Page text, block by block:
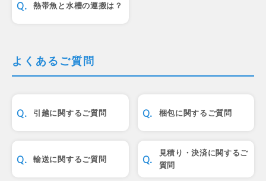
熱帯魚と水槽の運搬は？
よくあるご質問
引越に関するご質問 梱包に関するご質問
輸送に関するご質問
見積り・決済に関するご
質問